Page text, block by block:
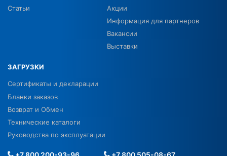
Статьи
Акции
Информация для партнеров
Вакансии
Выставки
ЗАГРУЗКИ
Сертификаты и декларации
Бланки заказов
Возврат и Обмен
Технические каталоги
Руководства по эксплуатации